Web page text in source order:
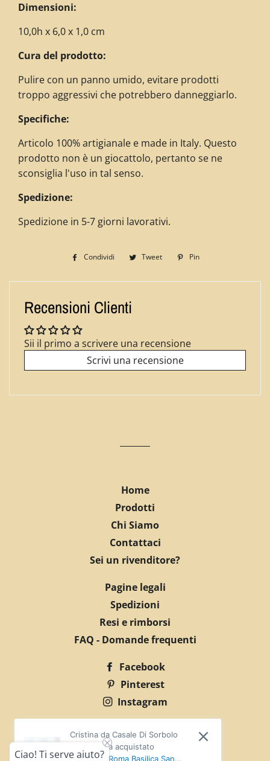
Dimensioni:
10,0h x 6,0 x 1,0 cm
Cura del prodotto:
Pulire con un panno umido, evitare prodotti
troppo aggressivi che potrebbero danneggiarlo.
Specifiche:
Articolo 100% artigianale e made in Italy. Questo
prodotto non è un giocattolo, pertanto se ne
sconsiglia l'uso in tal senso.
Spedizione:
Spedizione in 5-7 giorni lavorativi.
Condividi
Condividi
Facebook
Tweet
Twitta
Twitter
Pin
Pinterest
Recensioni Clienti
Sii il primo a scrivere una recensione
Scrivi una recensione
Home
Prodotti
Chi Siamo
Contattaci
Sei un rivenditore?
Pagine legali
Spedizioni
Resi e rimborsi
FAQ - Domande frequenti
Facebook
Pinterest
Instagram
© 2026,
EDART
P.IVA:04602990402 info@edart.it
Cristina da Casale Di Sorbolo
Mezzani ha acquistato
Cartolina "Roma Basilica San
Ciao! Ti serve aiuto?